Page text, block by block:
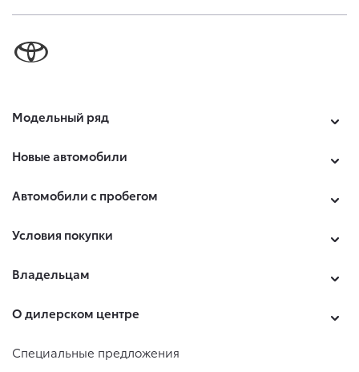
Модельный ряд
Новые автомобили
Автомобили с пробегом
Условия покупки
Владельцам
О дилерском центре
Специальные предложения